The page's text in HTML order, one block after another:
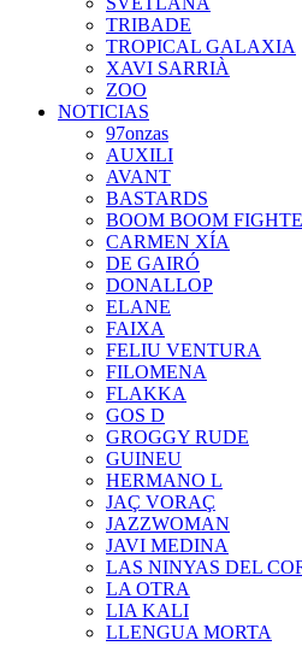
TRIBADE
TROPICAL GALAXIA
XAVI SARRIÀ
ZOO
NOTICIAS
97onzas
AUXILI
AVANT
BASTARDS
BOOM BOOM
CARMEN XÍA
DE GAIRÓ
DONALLOP
ELANE
FAIXA
FELIU VENTURA
FILOMENA
FLAKKA
GOS D
GROGGY RUDE
GUINEU
HERMANO L
JAÇ VORAÇ
JAZZWOMAN
JAVI MEDINA
LAS NINYAS DEL
LA OTRA
LIA KALI
LLENGUA MORTA